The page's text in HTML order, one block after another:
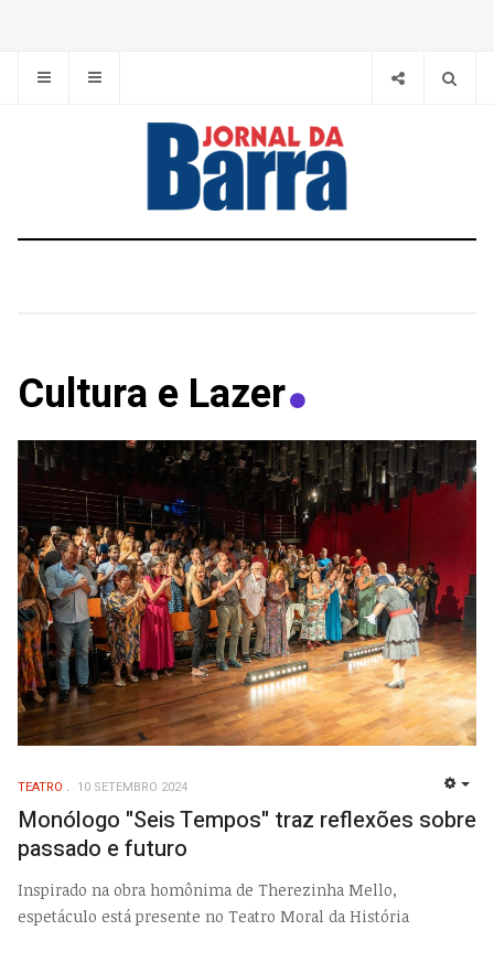
Cultura e Lazer
TEATRO 10 SETEMBRO 2024
Monólogo "Seis Tempos" traz reflexões sobre
passado e futuro
Inspirado na obra homônima de Therezinha Mello,
espetáculo está presente no Teatro Moral da História